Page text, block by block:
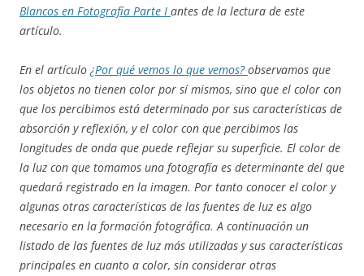
Blancos en Fotografía Parte I antes de la lectura de este
artículo.
En el artículo ¿Por qué vemos lo que vemos?observamos que
los objetos no tienen color por sí mismos, sino que el color con
que los percibimos está determinado por sus características de
absorción y reflexión, y el color con que percibimos las
longitudes de onda que puede reflejar su superficie. El color de
la luz con que tomamos una fotografía es determinante del que
quedará registrado en la imagen. Por tanto conocer el color y
algunas otras características de las fuentes de luz es algo
necesario en la formación fotográfica. A continuación un
listado de las fuentes de luz más utilizadas y sus características
principales en cuanto a color, sin considerar otras